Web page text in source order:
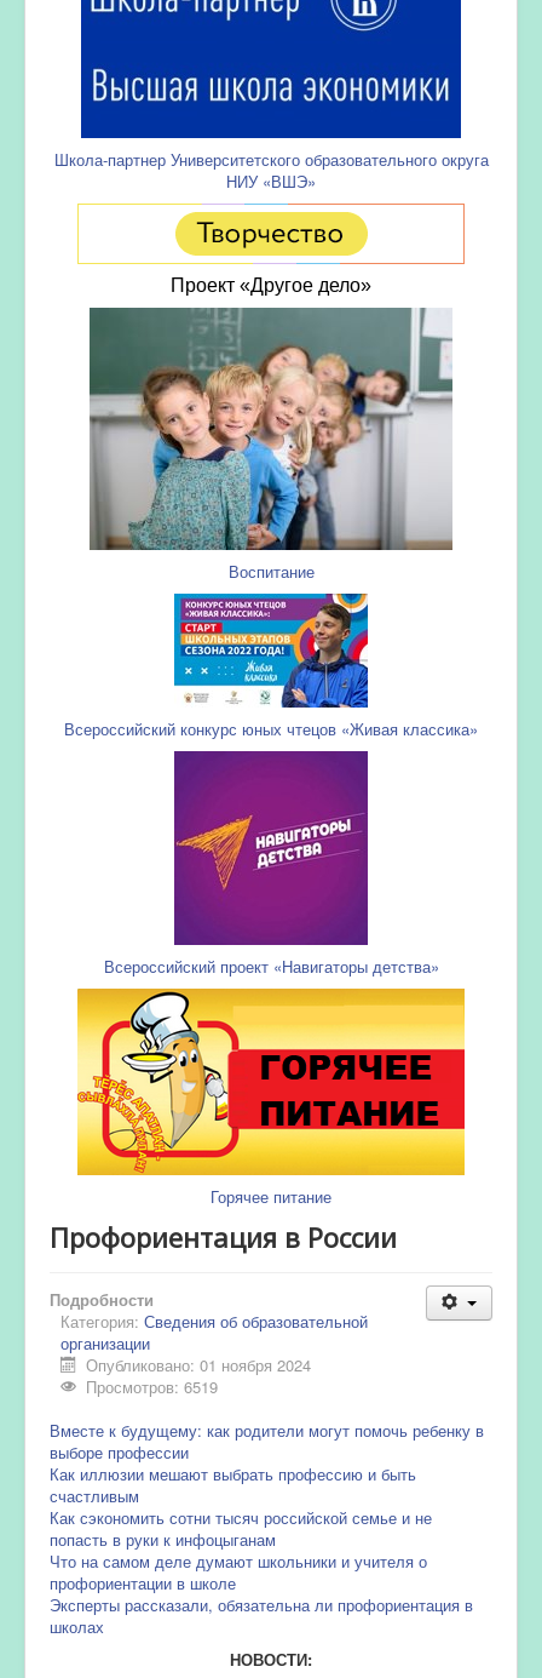
Школа-партнер Университетского образовательного округа
НИУ «ВШЭ»
Проект «Другое дело»
Воспитание
Всероссийский конкурс юных чтецов «Живая классика»
Всероссийский проект «Навигаторы детства»
Горячее питание
Профориентация в России
Подробности
Категория: Сведения об образовательной
организации
Опубликовано: 01 ноября 2024
Просмотров: 6519
Вместе к будущему: как родители могут помочь ребенку в
выборе профессии
Как иллюзии мешают выбрать профессию и быть
счастливым
Как сэкономить сотни тысяч российской семье и не
попасть в руки к инфоцыганам
Что на самом деле думают школьники и учителя о
профориентации в школе
Эксперты рассказали, обязательна ли профориентация в
школах
НОВОСТИ: